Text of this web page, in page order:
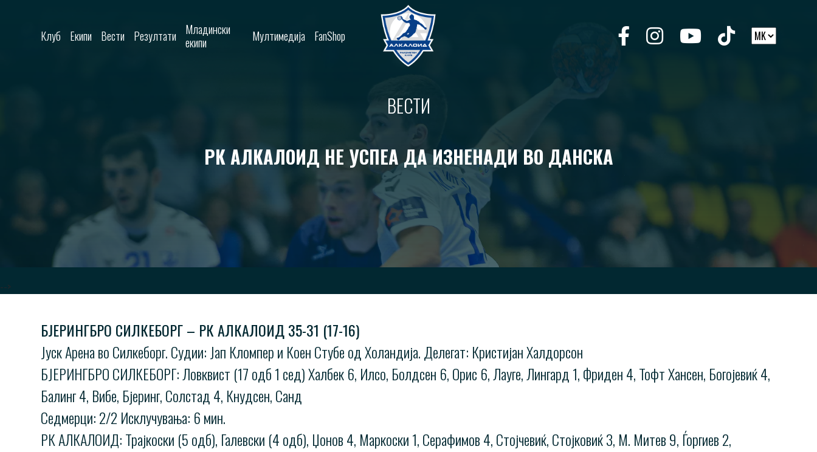
Клуб Екипи Вести Резултати
Младински
екипи
Мултимедија FanShop
ВЕСТИ
РК АЛКАЛОИД НЕ УСПЕА ДА ИЗНЕНАДИ ВО ДАНСКА
-->
БЈЕРИНГБРО СИЛКЕБОРГ – РК АЛКАЛОИД 35-31 (17-16)
Јуск Арена во Силкеборг. Судии: Јап Кломпер и Коен Стубе од Холандија. Делегат: Кристијан Халдорсон
БЈЕРИНГБРО СИЛКЕБОРГ: Ловквист (17 одб 1 сед) Халбек 6, Илсо, Болдсен 6, Орис 6, Лауге, Лингард 1, Фриден 4, Тофт Хансен, Богојевиќ 4,
Балинг 4, Вибе, Бјеринг, Солстад 4, Кнудсен, Санд
Седмерци: 2/2 Исклучувања: 6 мин.
РК АЛКАЛОИД: Трајкоски (5 одб), Галевски (4 одб), Џонов 4, Маркоски 1, Серафимов 4, Стојчевиќ, Стојковиќ 3, М. Митев 9, Ѓоргиев 2,